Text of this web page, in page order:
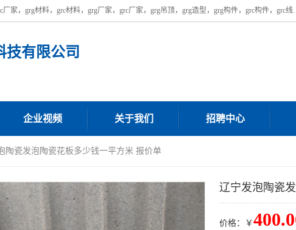
广东饰纪上品建材科技有限公司，主营广东grg厂家,广东grc厂家，grg材料，grc
技有限公司
企业视频 关于我们 招聘中心
陶瓷发泡陶瓷花板多少钱一平方米 报价单
辽宁发泡陶瓷
价格：￥